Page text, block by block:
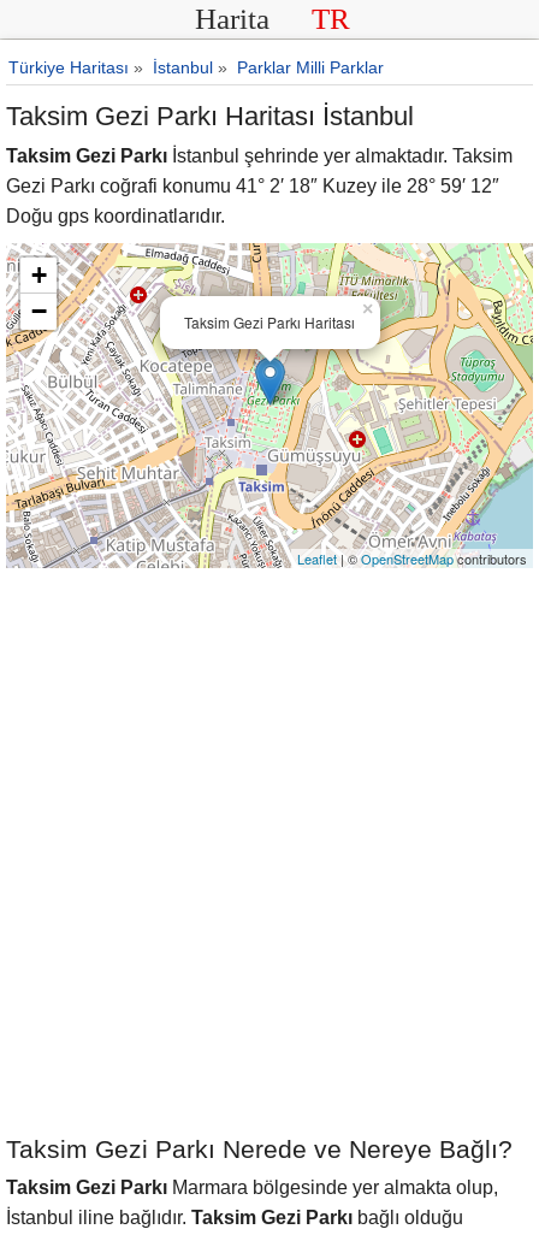
Harita TR
Türkiye Haritası » İstanbul » Parklar Milli Parklar
Taksim Gezi Parkı Haritası İstanbul
Taksim Gezi Parkı İstanbul şehrinde yer almaktadır. Taksim
Gezi Parkı coğrafi konumu 41° 2′ 18″ Kuzey ile 28° 59′ 12″
Doğu gps koordinatlarıdır.
Taksim Gezi Parkı Haritası
×
+
−
Leaflet| ©OpenStreetMapcontributors
Taksim Gezi Parkı Nerede ve Nereye Bağlı?
Taksim Gezi Parkı Marmara bölgesinde yer almakta olup,
İstanbul iline bağlıdır. Taksim Gezi Parkı bağlı olduğu